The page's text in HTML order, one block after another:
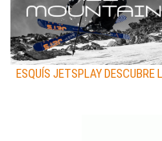
ESQUÍS JETSPLAY DESCUBRE